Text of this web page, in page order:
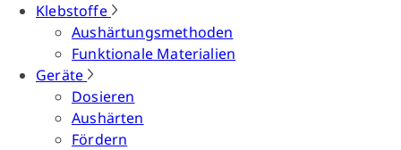
Klebstoffe
Aushärtungsmethoden
Funktionale Materialien
Geräte
Dosieren
Aushärten
Fördern